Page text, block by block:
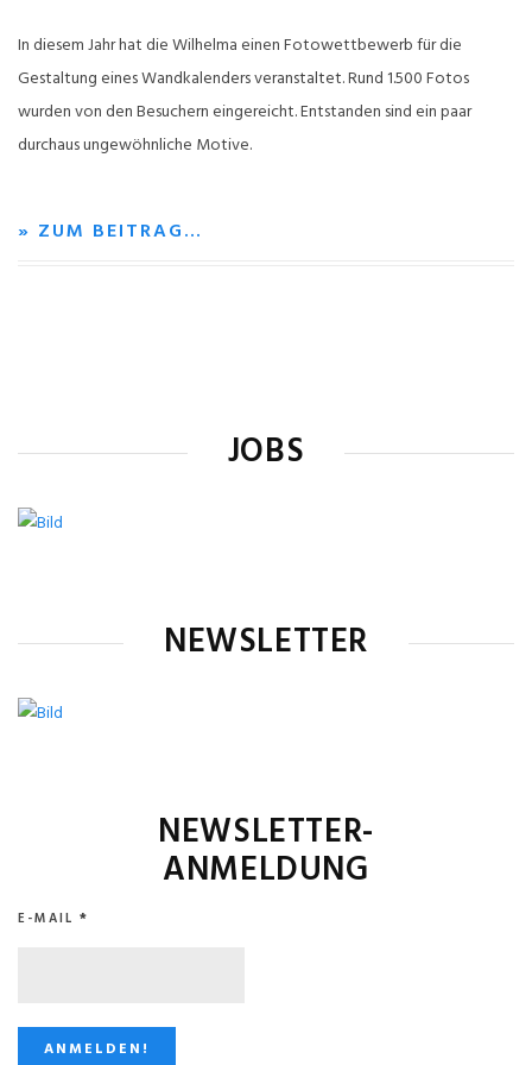
In diesem Jahr hat die Wilhelma einen Fotowettbewerb für die
Gestaltung eines Wandkalenders veranstaltet. Rund 1.500 Fotos
wurden von den Besuchern eingereicht. Entstanden sind ein paar
durchaus ungewöhnliche Motive.
» ZUM BEITRAG…
JOBS
NEWSLETTER
NEWSLETTER-
ANMELDUNG
E-MAIL *